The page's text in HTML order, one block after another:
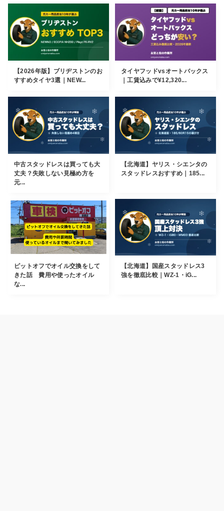
【2026年版】ブリヂストンのお
すすめタイヤ3選｜NEW...
タイヤフッドvsオートバックス
｜工賃込みで¥12,320...
中古スタッドレスは買っても大
丈夫？失敗しない見極め方を
元...
【北海道】ヤリス・シエンタの
スタッドレスおすすめ｜185...
ピットオフでオイル交換をして
きた話 費用や使ったオイル
な...
【北海道】国産スタッドレス3
強を徹底比較｜WZ-1・iG...